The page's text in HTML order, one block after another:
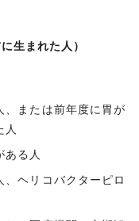
生まれた人）
、または前年度に胃が
人
ある人
、ヘリコバクターピロ